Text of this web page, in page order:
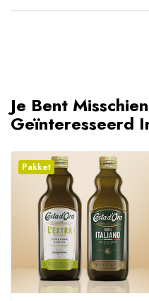
Je Bent
Geïnteresseerd
Pakket